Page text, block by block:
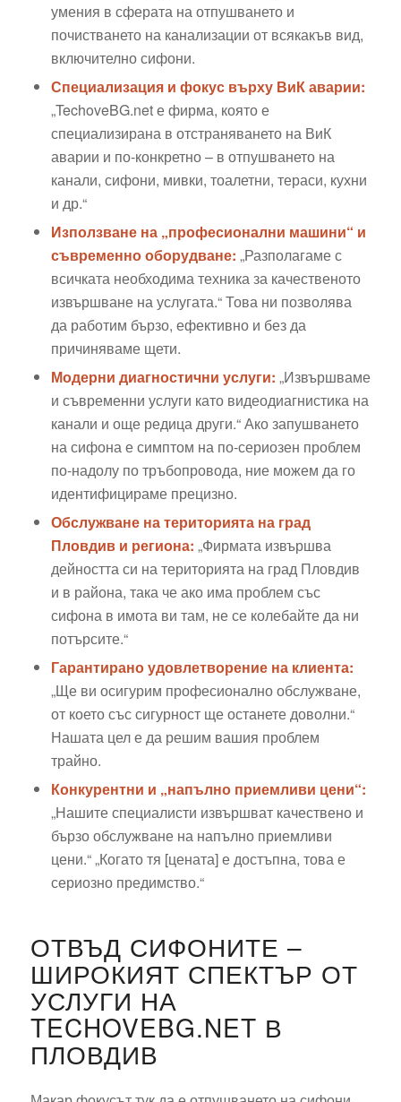
умения в сферата на отпушването и
почистването на канализации от всякакъв вид,
включително сифони.
Специализация и фокус върху ВиК аварии:
„TechoveBG.net е фирма, която е
специализирана в отстраняването на ВиК
аварии и по-конкретно – в отпушването на
канали, сифони, мивки, тоалетни, тераси, кухни
и др.“
Използване на „професионални машини“ и
съвременно оборудване: „Разполагаме с
всичката необходима техника за качественото
извършване на услугата.“ Това ни позволява
да работим бързо, ефективно и без да
причиняваме щети.
Модерни диагностични услуги: „Извършваме
и съвременни услуги като видеодиагнистика на
канали и още редица други.“ Ако запушването
на сифона е симптом на по-сериозен проблем
по-надолу по тръбопровода, ние можем да го
идентифицираме прецизно.
Обслужване на територията на град
Пловдив и региона: „Фирмата извършва
дейността си на територията на град Пловдив
и в района, така че ако има проблем със
сифона в имота ви там, не се колебайте да ни
потърсите.“
Гарантирано удовлетворение на клиента:
„Ще ви осигурим професионално обслужване,
от което със сигурност ще останете доволни.“
Нашата цел е да решим вашия проблем
трайно.
Конкурентни и „напълно приемливи цени“:
„Нашите специалисти извършват качествено и
бързо обслужване на напълно приемливи
цени.“ „Когато тя [цената] е достъпна, това е
сериозно предимство.“
ОТВЪД СИФОНИТЕ –
ШИРОКИЯТ СПЕКТЪР ОТ
УСЛУГИ НА
TECHOVEBG.NET В
ПЛОВДИВ